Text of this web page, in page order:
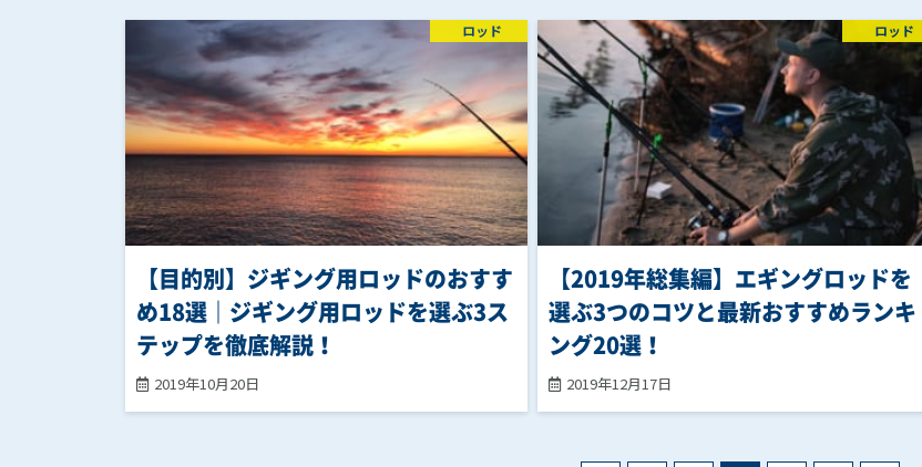
【目的別】ジギング用ロッドのおすす
め18選｜ジギング用ロッドを選ぶ3ス
テップを徹底解説！
2019年10月20日
ロッド
【2019年総集編】エギングロッドを
選ぶ3つのコツと最新おすすめランキ
ング20選！
2019年12月17日
ロッド